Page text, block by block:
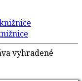
vyhradené